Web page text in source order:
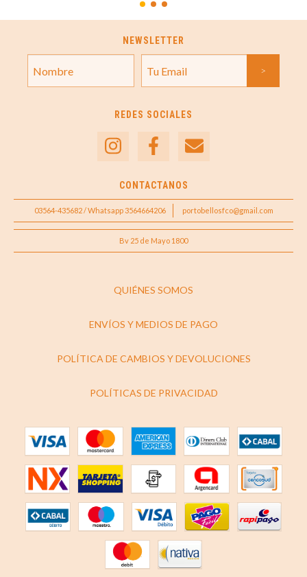
NEWSLETTER
REDES SOCIALES
CONTACTANOS
03564-435682 / Whatsapp 3564664206 portobellosfco@gmail.com
Bv 25 de Mayo 1800
QUIÉNES SOMOS
ENVÍOS Y MEDIOS DE PAGO
POLÍTICA DE CAMBIOS Y DEVOLUCIONES
POLÍTICAS DE PRIVACIDAD